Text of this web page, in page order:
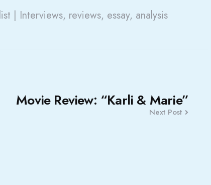
| Interviews, reviews, essay, analysis
Movie Review: “Karli & Marie”
Next Post